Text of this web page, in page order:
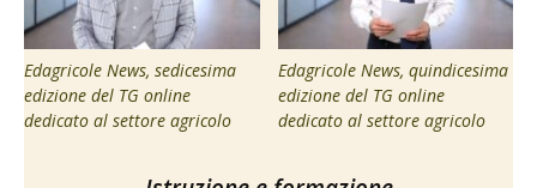
Edagricole News, sedicesima
edizione del TG online
dedicato al settore agricolo
Edagricole News, quindicesima
edizione del TG online
dedicato al settore agricolo